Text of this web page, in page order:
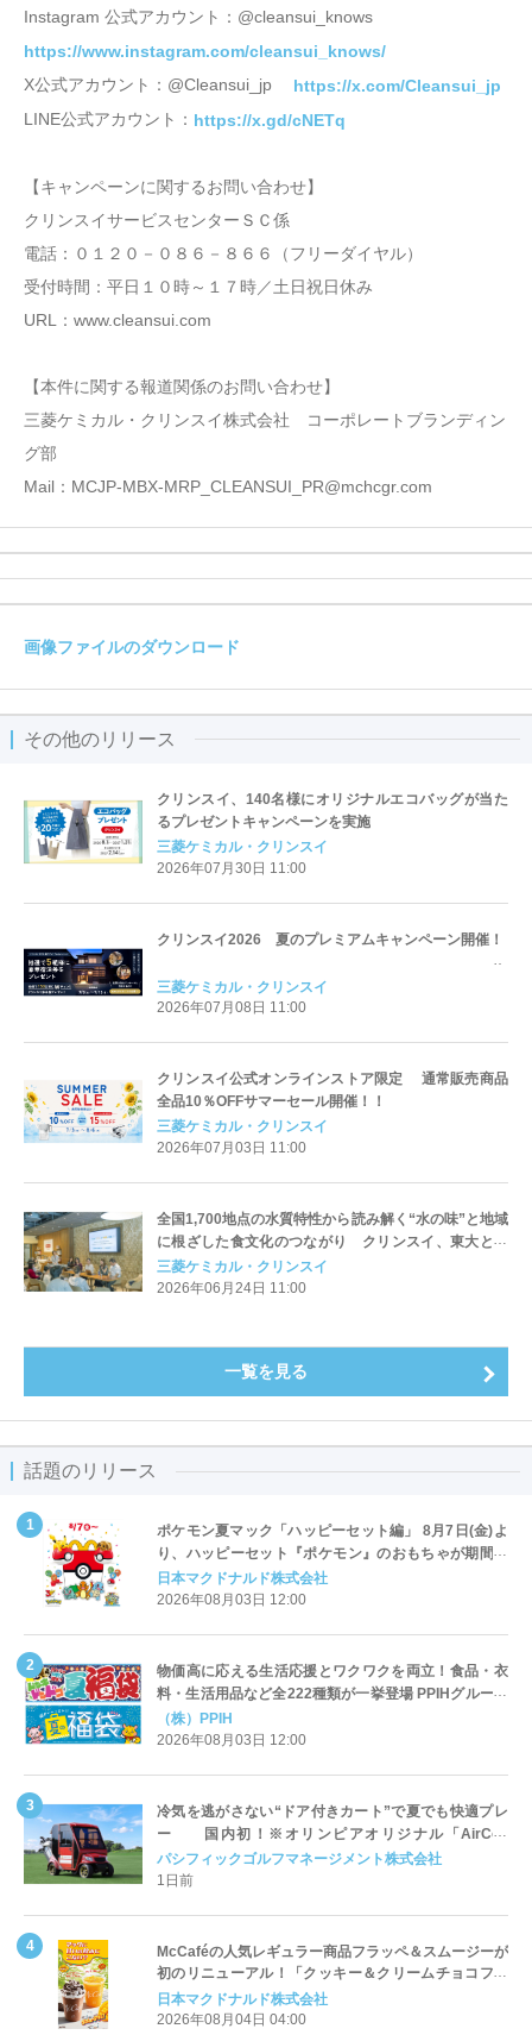
Instagram 公式アカウント：@cleansui_knows
https://www.instagram.com/cleansui_knows/
X公式アカウント：@Cleansui_jp https://x.com/Cleansui_jp
LINE公式アカウント： https://x.gd/cNETq
【キャンペーンに関するお問い合わせ】
クリンスイサービスセンターＳＣ係
電話：０１２０－０８６－８６６（フリーダイヤル）
受付時間：平日１０時～１７時／土日祝日休み
URL：www.cleansui.com
【本件に関する報道関係のお問い合わせ】
三菱ケミカル・クリンスイ株式会社 コーポレートブランディン
グ部
Mail：MCJP-MBX-MRP_CLEANSUI_PR@mchcgr.com
画像ファイルのダウンロード
その他のリリース
クリンスイ、140名様にオリジナルエコバッグが当た
るプレゼントキャンペーンを実施
三菱ケミカル・クリンスイ
2026年07月30日 11:00
クリンスイ2026 夏のプレミアムキャンペーン開催！
三菱ケミカル・クリンスイ
2026年07月08日 11:00
クリンスイ公式オンラインストア限定 通常販売商品
全品10％OFFサマーセール開催！！
三菱ケミカル・クリンスイ
2026年07月03日 11:00
全国1,700地点の水質特性から読み解く“水の味”と地域
に根ざした食文化のつながり クリンスイ、東大との
共同研究イベントレポートを公開
三菱ケミカル・クリンスイ
2026年06月24日 11:00
一覧を見る
話題のリリース
ポケモン夏マック「ハッピーセット編」 8月7日(金)よ
り、ハッピーセット『ポケモン』のおもちゃが期間限
定登場
日本マクドナルド株式会社
2026年08月03日 12:00
物価高に応える生活応援とワクワクを両立！食品・衣
料・生活用品など全222種類が一挙登場 PPIHグループ
「夏福袋」＆セール 8月6日(木)より順次スタート
（株）PPIH
2026年08月03日 12:00
冷気を逃がさない“ドア付きカート”で夏でも快適プレ
ー 国内初！※オリンピアオリジナル「AirCon
Cart（エアコンカート）」導入 | ＰＧＭ
パシフィックゴルフマネージメント株式会社
1日前
McCaféの人気レギュラー商品フラッペ＆スムージーが
初のリニューアル！「クッキー＆クリームチョコフラ
ッペ」「マンゴースムージー」8月5日（水）から販売
開始
日本マクドナルド株式会社
2026年08月04日 04:00